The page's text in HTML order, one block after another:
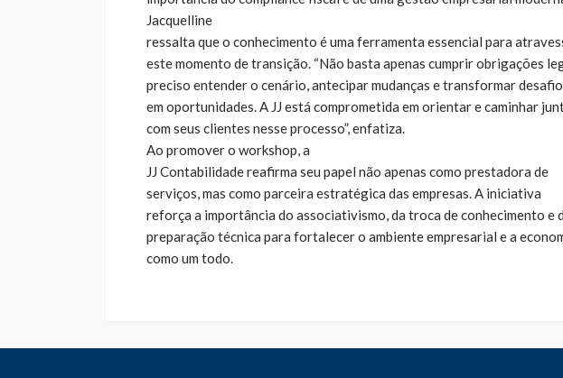
Jacquelline
ressalta que o conhecimento é uma ferramenta essencial para
este momento de transição. “Não basta apenas cumprir obrigações
preciso entender o cenário, antecipar mudanças e transformar
em oportunidades. A JJ está comprometida em orientar e caminhar
com seus clientes nesse processo”, enfatiza.
Ao promover o workshop, a
JJ Contabilidade reafirma seu papel não apenas como prestadora de
serviços, mas como parceira estratégica das empresas. A iniciativa
reforça a importância do associativismo, da troca de conhecimento e
preparação técnica para fortalecer o ambiente empresarial e a
como um todo.